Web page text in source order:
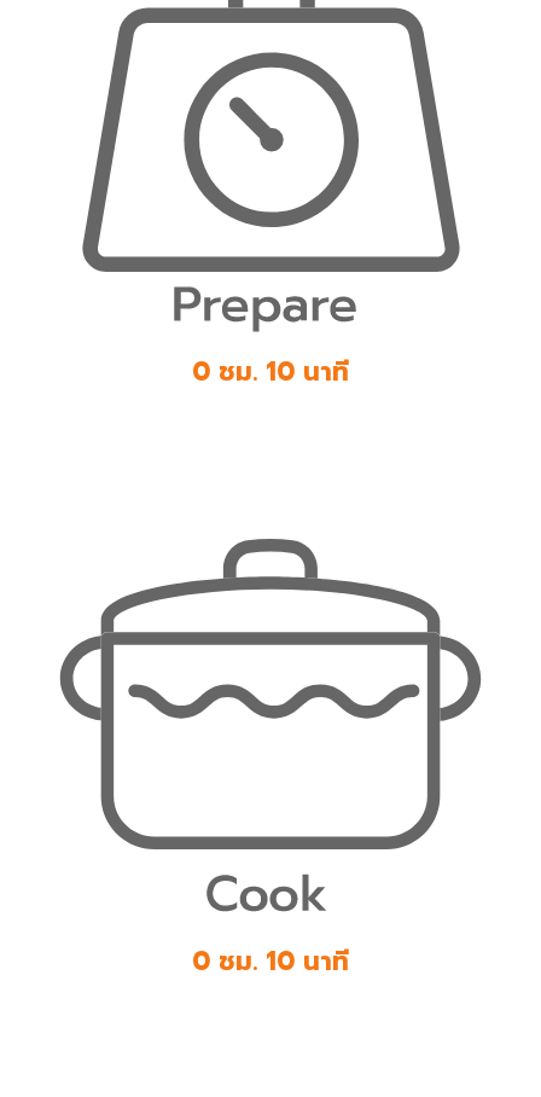
0 ชม. 10 นาที
0 ชม. 10 นาที